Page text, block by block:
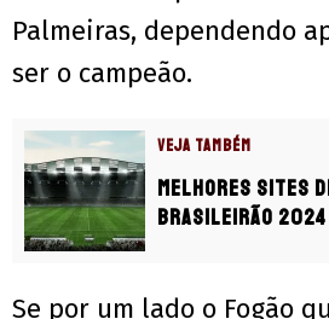
Palmeiras, dependendo
ser o campeão.
VEJA TAMBÉM
Melhores sites
Brasileirão 2024
Se por um lado o Fogão